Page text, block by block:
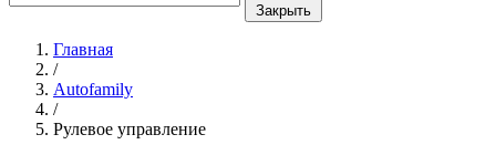
Закрыть
Главная
/
Autofamily
/
Рулевое управление